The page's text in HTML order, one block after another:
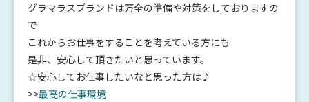
グラマラスブランドは万全の準備や対策をしておりますの
で
これからお仕事をすることを考えている方にも
是非、安心して頂きたいと思っています。
☆安心してお仕事したいなと思った方は♪
>>最高の仕事環境